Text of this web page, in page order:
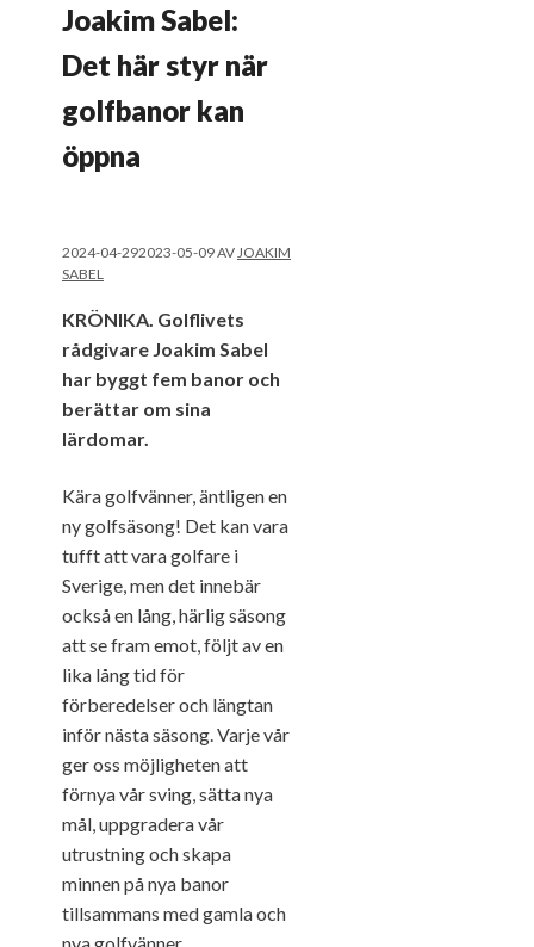
Joakim Sabel:
Det här styr när
golfbanor kan
öppna
2024-04-292023-05-09AVJOAKIM
SABEL
KRÖNIKA. Golflivets
rådgivare Joakim Sabel
har byggt fem banor och
berättar om sina
lärdomar.
Kära golfvänner, äntligen en
ny golfsäsong! Det kan vara
tufft att vara golfare i
Sverige, men det innebär
också en lång, härlig säsong
att se fram emot, följt av en
lika lång tid för
förberedelser och längtan
inför nästa säsong. Varje vår
ger oss möjligheten att
förnya vår sving, sätta nya
mål, uppgradera vår
utrustning och skapa
minnen på nya banor
tillsammans med gamla och
nya golfvänner.